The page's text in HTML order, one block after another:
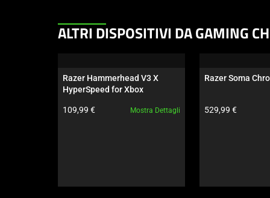
This
carousel.
Use
and
or
ALTRI DISPOSITIVI DA GAMING
Razer Hammerhead V3 X
HyperSpeed for Xbox
Prezzo prodotto:
109,99 € Mostra Dettagli
Razer Soma
Prezzo prodotto:
529,99 €